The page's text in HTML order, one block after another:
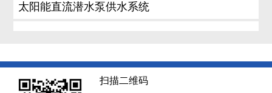
太阳能直流潜水泵供水系统
扫描二维码